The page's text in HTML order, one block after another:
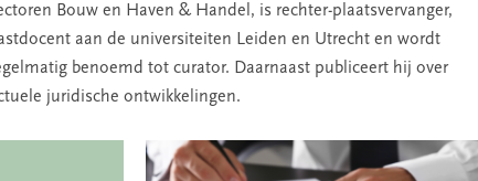
Bouw en Haven & Handel, is rechter-plaatsvervanger,
aan de universiteiten Leiden en Utrecht en wordt
benoemd tot curator. Daarnaast publiceert hij over
juridische ontwikkelingen.